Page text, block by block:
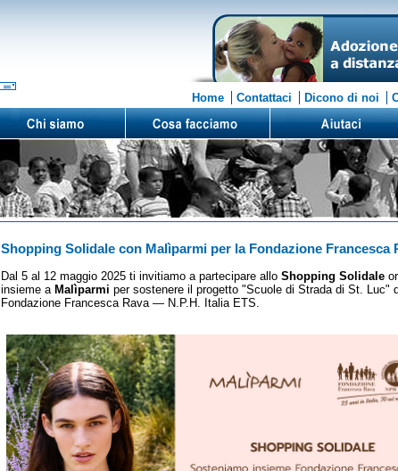
Home Contattaci Dicono di noi
Shopping Solidale con Malìparmi per la Fondazione Francesca
Dal 5 al 12 maggio 2025 ti invitiamo a partecipare allo Shopping Solidale
insieme a Malìparmi per sostenere il progetto "Scuole di Strada di St. Luc"
Fondazione Francesca Rava — N.P.H. Italia ETS.